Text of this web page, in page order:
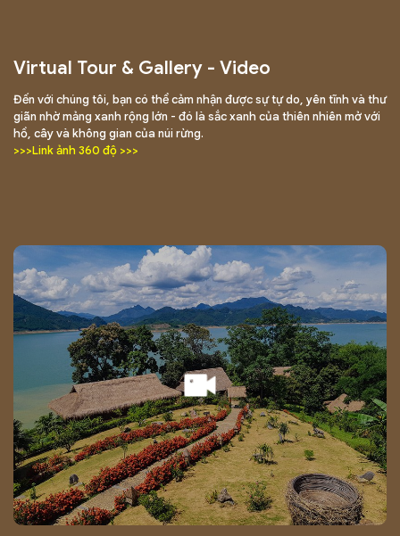
Virtual Tour & Gallery - Video
Đến với chúng tôi, bạn có thể cảm nhận được sự tự do, yên tĩnh và thư
giãn nhờ mảng xanh rộng lớn - đó là sắc xanh của thiên nhiên mở với
hồ, cây và không gian của núi rừng.
>>>Link ảnh 360 độ >>>